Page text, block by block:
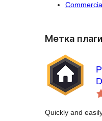
Метка
Quickly and